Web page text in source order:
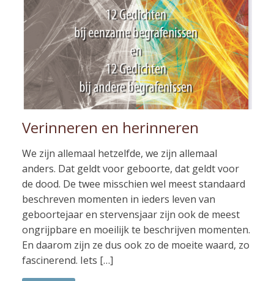
Verinneren en herinneren
We zijn allemaal hetzelfde, we zijn allemaal
anders. Dat geldt voor geboorte, dat geldt voor
de dood. De twee misschien wel meest standaard
beschreven momenten in ieders leven van
geboortejaar en stervensjaar zijn ook de meest
ongrijpbare en moeilijk te beschrijven momenten.
En daarom zijn ze dus ook zo de moeite waard, zo
fascinerend. Iets […]